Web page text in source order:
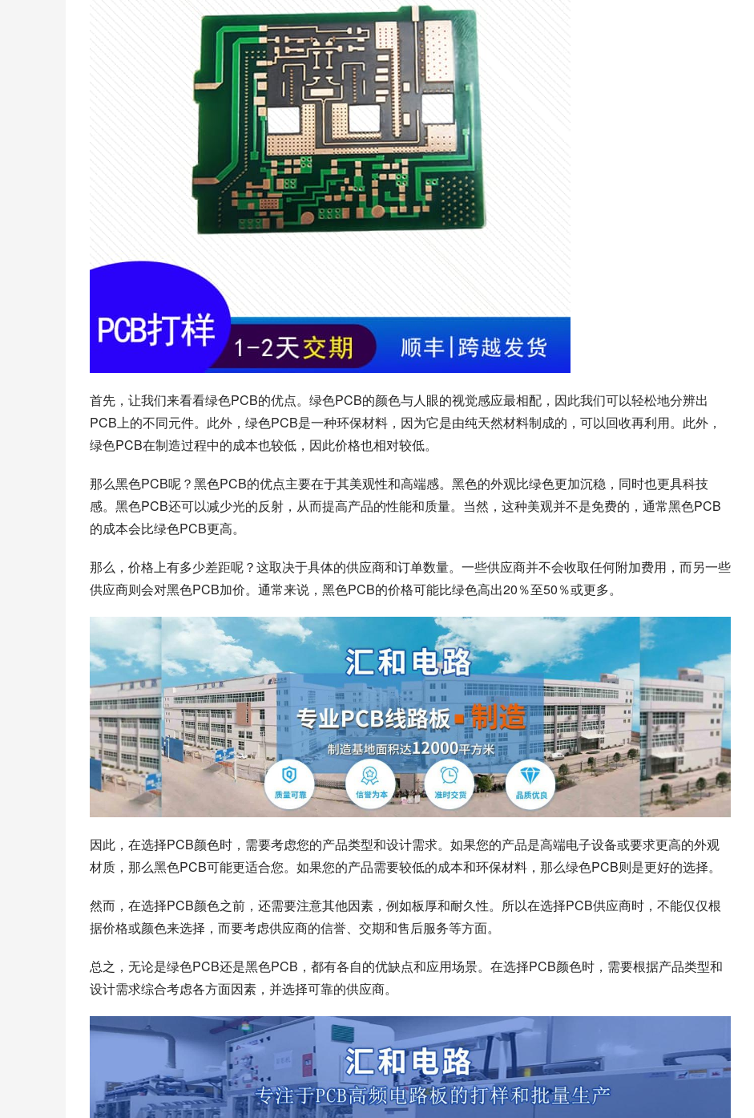
首先，让我们来看看绿色PCB的优点。绿色PCB的颜色与人眼的视觉感应最相配，因此我们可以轻松地分辨出
PCB上的不同元件。此外，绿色PCB是一种环保材料，因为它是由纯天然材料制成的，可以回收再利用。此外，
绿色PCB在制造过程中的成本也较低，因此价格也相对较低。
那么黑色PCB呢？黑色PCB的优点主要在于其美观性和高端感。黑色的外观比绿色更加沉稳，同时也更具科技
感。黑色PCB还可以减少光的反射，从而提高产品的性能和质量。当然，这种美观并不是免费的，通常黑色PCB
的成本会比绿色PCB更高。
那么，价格上有多少差距呢？这取决于具体的供应商和订单数量。一些供应商并不会收取任何附加费用，而另一些
供应商则会对黑色PCB加价。通常来说，黑色PCB的价格可能比绿色高出20％至50％或更多。
因此，在选择PCB颜色时，需要考虑您的产品类型和设计需求。如果您的产品是高端电子设备或要求更高的外观
材质，那么黑色PCB可能更适合您。如果您的产品需要较低的成本和环保材料，那么绿色PCB则是更好的选择。
然而，在选择PCB颜色之前，还需要注意其他因素，例如板厚和耐久性。所以在选择PCB供应商时，不能仅仅根
据价格或颜色来选择，而要考虑供应商的信誉、交期和售后服务等方面。
总之，无论是绿色PCB还是黑色PCB，都有各自的优缺点和应用场景。在选择PCB颜色时，需要根据产品类型和
设计需求综合考虑各方面因素，并选择可靠的供应商。